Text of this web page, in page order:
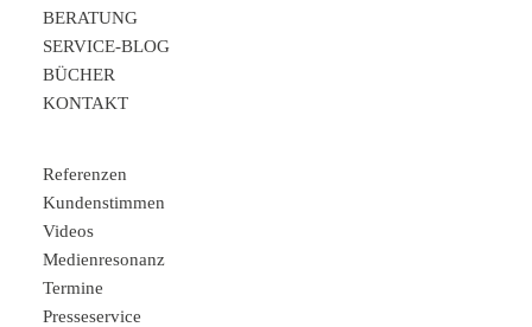
BERATUNG
SERVICE-BLOG
BÜCHER
KONTAKT
Referenzen
Kundenstimmen
Videos
Medienresonanz
Termine
Presseservice